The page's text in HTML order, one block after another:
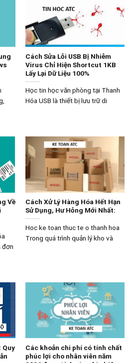
Cách Sửa Lỗi USB Bị Nhiễm
Virus Chỉ Hiện Shortcut 1KB
Lấy Lại Dữ Liệu 100%
Học tin học văn phòng tại Thanh
Hóa USB là thiết bị lưu trữ di
Về
đơn
Cách Xử Lý Hàng Hóa Hết Hạn
Sử Dụng, Hư Hỏng Mới Nhất:
Hoc ke toan thuc te o thanh hoa
Trong quá trình quản lý kho và
Quy
Các khoản chi phí có tính chất
phúc lợi cho nhân viên năm